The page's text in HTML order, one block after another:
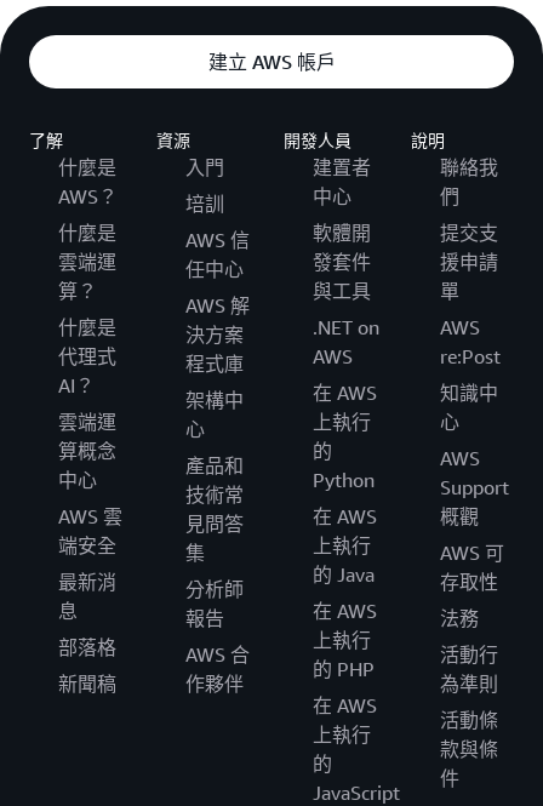
建立 AWS 帳戶
了解
什麼是
AWS？
什麼是
雲端運
算？
什麼是
代理式
AI？
雲端運
算概念
中心
AWS 雲
端安全
最新消
息
部落格
新聞稿
資源
入門
培訓
AWS 信
任中心
AWS 解
決方案
程式庫
架構中
心
產品和
技術常
見問答
集
分析師
報告
AWS 合
作夥伴
開發人員
建置者
中心
軟體開
發套件
與工具
.NET on
AWS
在 AWS
上執行
的
Python
在 AWS
上執行
的 Java
在 AWS
上執行
的 PHP
在 AWS
上執行
的
JavaScript
說明
聯絡我
們
提交支
援申請
單
AWS
re:Post
知識中
心
AWS
Support
概觀
AWS 可
存取性
法務
活動行
為準則
活動條
款與條
件